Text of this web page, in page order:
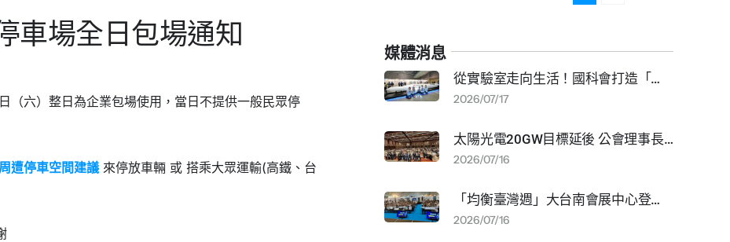
車場全日包場通知
（六）整日為企業包場使用，當日不提供一般民眾停
周遭停車空間建議來停放車輛 或 搭乘大眾運輸(高鐵、台
媒體消息
從實驗室走向生活！國科會打造「未來入軌館」 13米火箭＋PYXIS機器人探索未來生活｜2026均衡臺灣週 系列報導
2026/07/17
太陽光電20GW目標延後 公會理事長林新寶建議放寬設置規定
2026/07/16
「均衡臺灣週」大台南會展中心登場 展現各部會與雲嘉南發展成果
2026/07/16